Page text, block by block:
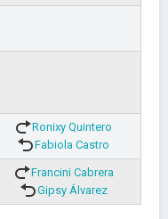
Ronixy Quintero
Fabiola Castro
Francini Cabrera
Gipsy Álvarez